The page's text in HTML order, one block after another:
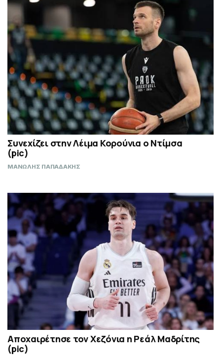
Συνεχίζει στην Λέιμα Κορούνια ο Ντίμσα
(pic)
ΜΑΝΩΛΗΣ ΠΑΠΑΔΑΚΗΣ
Αποχαιρέτησε τον Χεζόνια η Ρεάλ Μαδρίτης
(pic)